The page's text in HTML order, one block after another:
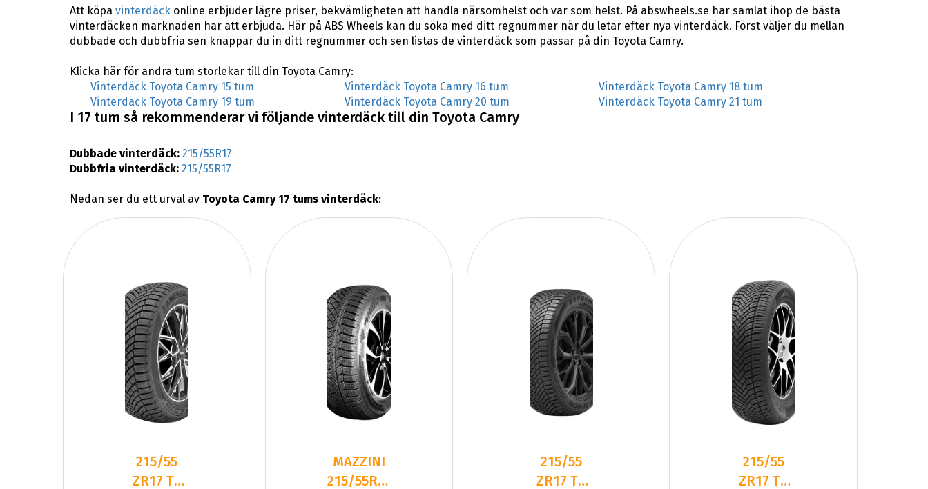
Att köpa vinterdäckonline erbjuder lägre priser, bekvämligheten att handla närsomhelst och var som helst. På abswheels.se har samlat ihop de bästa
vinterdäcken marknaden har att erbjuda. Här på ABS Wheels kan du söka med ditt regnummer när du letar efter nya vinterdäck. Först väljer du mellan
dubbade och dubbfria sen knappar du in ditt regnummer och sen listas de vinterdäck som passar på din Toyota Camry.
Klicka här för andra tum storlekar till din Toyota Camry:
Vinterdäck Toyota Camry 15 tum
Vinterdäck Toyota Camry 16 tum
Vinterdäck Toyota Camry 18 tum
Vinterdäck Toyota Camry 19 tum
Vinterdäck Toyota Camry 20 tum Vinterdäck Toyota Camry 21 tum
I 17 tum så rekommenderar vi följande vinterdäck till din Toyota Camry
Dubbade vinterdäck: 215/55R17
Dubbfria vinterdäck: 215/55R17
Nedan ser du ett urval av Toyota Camry 17 tums vinterdäck:
215/55
ZR17 TL
MAZZINI
215/55R17
215/55
ZR17 TL
215/55
ZR17 TL